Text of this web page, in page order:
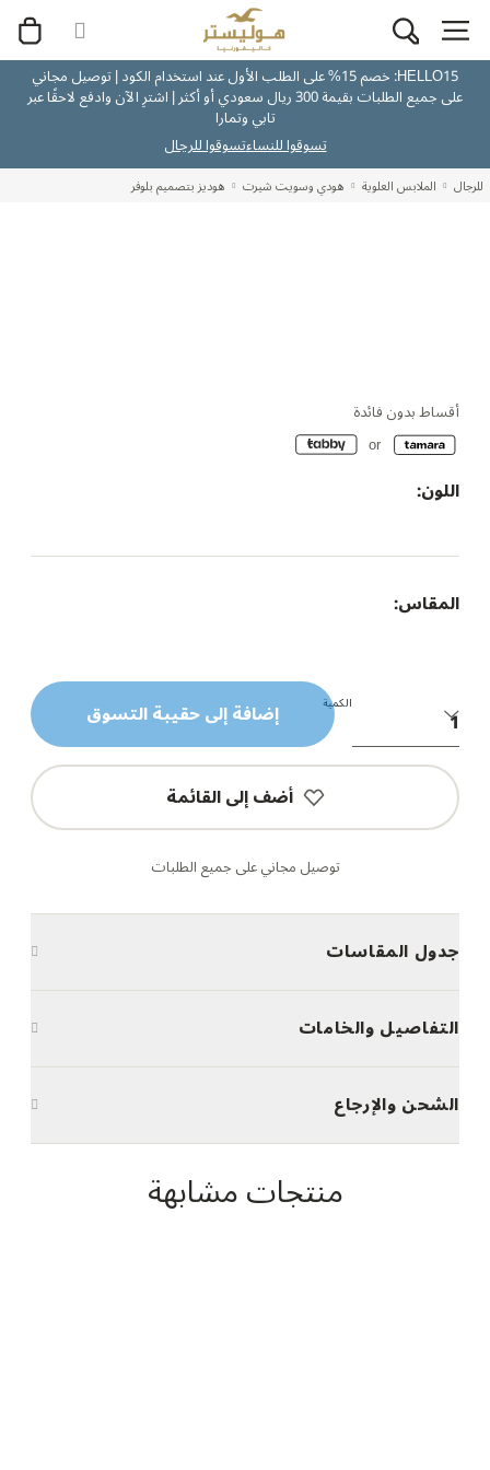
HELLO15: خصم 15% على الطلب الأول عند استخدام الكود | توصيل مجاني
على جميع الطلبات بقيمة 300 ريال سعودي أو أكثر | اشترِ الآن وادفع لاحقًا عبر
تابي وتمارا
تسوقوا للنساءتسوقوا للرجال
للرجال الملابس العلوية هودي وسويت شيرت هوديز بتصميم بلوفر
أقساط بدون فائدة
اللون:
المقاس:
الكمية إضافة إلى حقيبة التسوق
أضف إلى القائمة
توصيل مجاني على جميع الطلبات
جدول المقاسات
التفاصيل والخامات
الشحن والإرجاع
منتجات مشابهة